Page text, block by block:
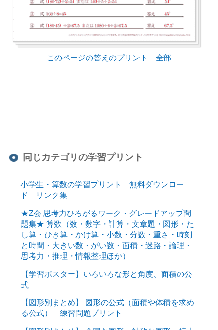
このページの答えのプリント 全部
同じカテゴリの学習プリント
小学生・算数の学習プリント 無料ダウンロー
ド リンク集
★Z会 思考力ひろがるワーク・グレードアップ問
題集★ 算数（数・数字・計算・文章題・図形・た
し算・ひき算・かけ算・小数・分数・重さ・時刻
と時間・大きい数・がい数・面積・迷路・論理・
思考力・推理・情報整理ほか）
【学習ポスター】いろいろな形と角度、面積の公
式
【図形別まとめ】 図形の公式（面積や体積を求め
る公式） 練習問題プリント